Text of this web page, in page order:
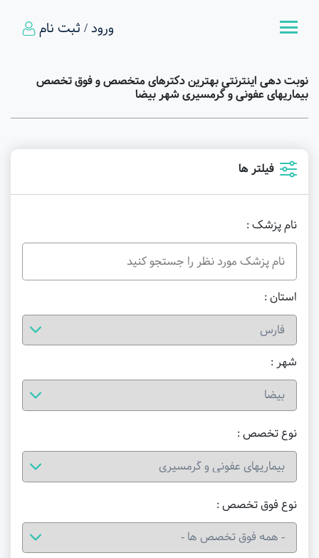
ورود / ثبت نام
نوبت دهی اینترنتی بهترین دکترهای متخصص و فوق تخصص
بیماریهای عفونی و گرمسیری شهر بیضا
فیلتر ها
نام پزشک :
استان :
شهر :
نوع تخصص :
نوع فوق تخصص :